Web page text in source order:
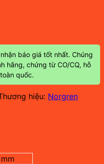
báo giá tốt nhất. Chúng
hãng, chứng từ CO/CQ, hỗ
quốc.
hiệu: Norgren